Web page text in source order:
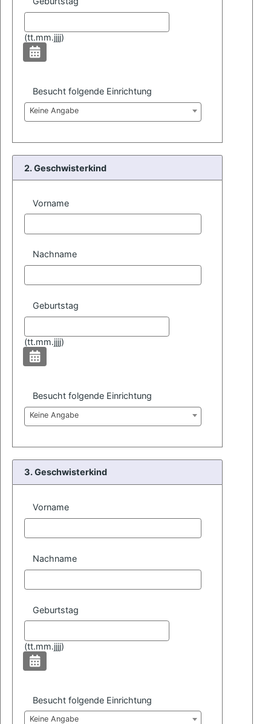
(tt.mm.jjjj)
Besucht folgende Einrichtung
Keine Angabe
2. Geschwisterkind
Vorname
Nachname
Geburtstag
(tt.mm.jjjj)
Besucht folgende Einrichtung
Keine Angabe
3. Geschwisterkind
Vorname
Nachname
Geburtstag
(tt.mm.jjjj)
Besucht folgende Einrichtung
Keine Angabe